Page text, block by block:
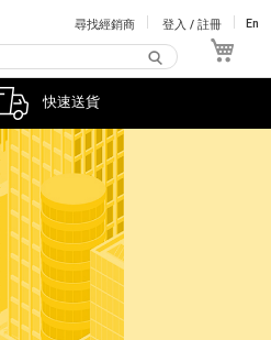
尋找經銷商 登入 / 註冊 En
快速送貨